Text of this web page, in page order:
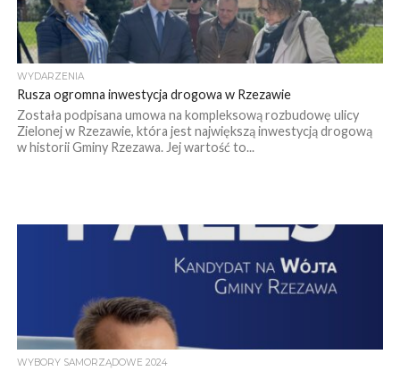
WYDARZENIA
Rusza ogromna inwestycja drogowa w Rzezawie
Została podpisana umowa na kompleksową rozbudowę ulicy
Zielonej w Rzezawie, która jest największą inwestycją drogową
w historii Gminy Rzezawa. Jej wartość to...
WYBORY SAMORZĄDOWE 2024